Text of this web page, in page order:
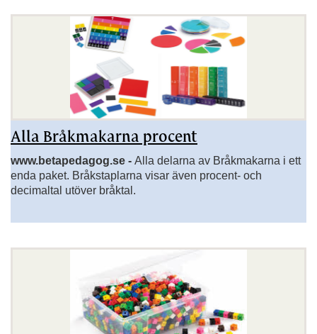
Alla Bråkmakarna procent
www.betapedagog.se - Alla delarna av Bråkmakarna i ett
enda paket. Bråkstaplarna visar även procent- och
decimaltal utöver bråktal.